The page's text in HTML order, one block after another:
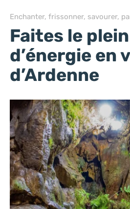
Enchanter, frissonner, savourer,
Faites le plein
d’énergie en
d’Ardenne